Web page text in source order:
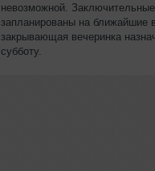
невозможной.
запланированы на ближайшие
закрывающая вечеринка
субботу.